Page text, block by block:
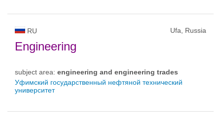
RU Ufa, Russia
Engineering
subject area: engineering and engineering trades
Уфимский государственный нефтяной технический
университет